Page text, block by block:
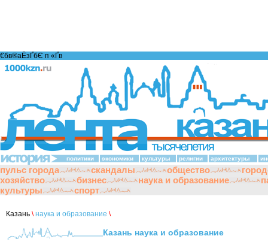
€бв®аЁзҐбЄ п «Ґ­в
политики экономики культуры религии архитектуры
пульс города скандалы общество
хозяйство
бизнес наука и образование
культуры
спорт
Казань \ наука и образование \
Казань наука и образование